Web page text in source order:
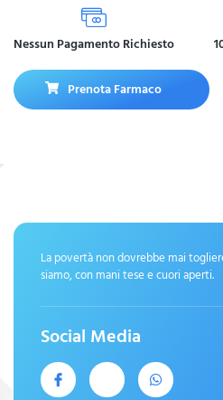
Nessun Pagamento Richiesto
Prenota Farmaco
La povertà non dovrebbe mai
siamo, con mani tese e cuori aperti.
Social Media